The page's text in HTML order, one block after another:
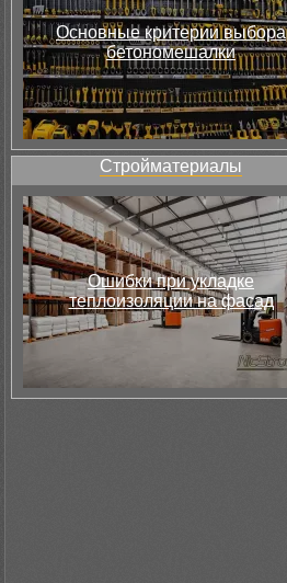
Основные критерии выбора
бетономешалки
Стройматериалы
Ошибки при укладке
теплоизоляции на фасад